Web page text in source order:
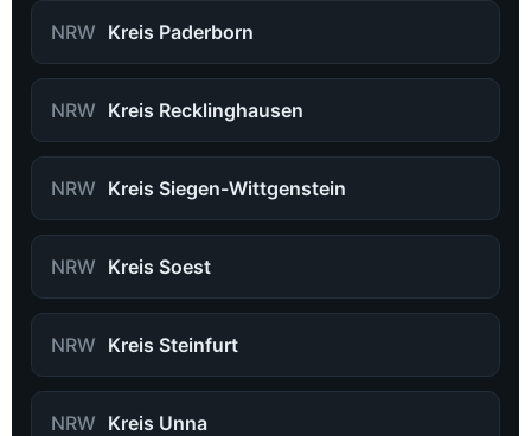
NRW Kreis Paderborn
NRW Kreis Recklinghausen
NRW Kreis Siegen-Wittgenstein
NRW Kreis Soest
NRW Kreis Steinfurt
NRW Kreis Unna